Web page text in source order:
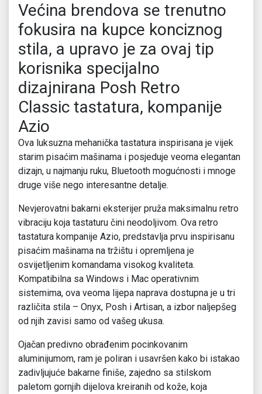
Većina brendova se trenutno
fokusira na kupce konciznog
stila, a upravo je za ovaj tip
korisnika specijalno
dizajnirana Posh Retro
Classic tastatura, kompanije
Azio
Ova luksuzna mehanička tastatura inspirisana je vijek
starim pisaćim mašinama i posjeduje veoma elegantan
dizajn, u najmanju ruku, Bluetooth mogućnosti i mnoge
druge više nego interesantne detalje.
Nevjerovatni bakarni eksterijer pruža maksimalnu retro
vibraciju koja tastaturu čini neodoljivom. Ova retro
tastatura kompanije Azio, predstavlja prvu inspirisanu
pisaćim mašinama na tržištu i opremljena je
osvijetljenim komandama visokog kvaliteta.
Kompatibilna sa Windows i Mac operativnim
sistemima, ova veoma lijepa naprava dostupna je u tri
različita stila – Onyx, Posh i Artisan, a izbor naljepšeg
od njih zavisi samo od vašeg ukusa.
Ojačan predivno obrađenim pocinkovanim
aluminijumom, ram je poliran i usavršen kako bi istakao
zadivljujuće bakarne finiše, zajedno sa stilskom
paletom gornjih dijelova kreiranih od kože, koja